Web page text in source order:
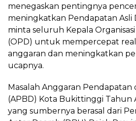
menegaskan pentingnya
meningkatkan Pendapatan Asli
minta seluruh Kepala
(OPD) untuk mempercepat
anggaran dan meningkatkan
ucapnya.
Masalah Anggaran Pendapatan
(APBD) Kota Bukittinggi Tahun
yang sumbernya berasal dari